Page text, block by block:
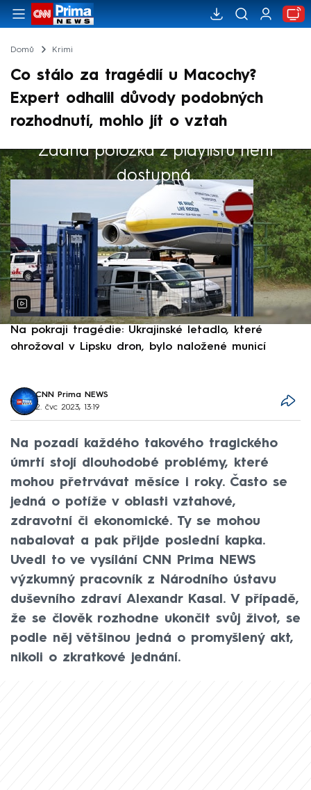
Domů Krimi
Co stálo za tragédií u Macochy?
Expert odhalil důvody podobných
rozhodnutí, mohlo jít o vztah
Žádná položka z playlistu není
dostupná.
Výběr redakce
Na pokraji tragédie: Ukrajinské letadlo, které
ohrožoval v Lipsku dron, bylo naložené municí
CNN Prima NEWS
2. čvc 2023, 13:19
Na pozadí každého takového tragického
úmrtí stojí dlouhodobé problémy, které
mohou přetrvávat měsíce i roky. Často se
jedná o potíže v oblasti vztahové,
zdravotní či ekonomické. Ty se mohou
nabalovat a pak přijde poslední kapka.
Uvedl to ve vysílání CNN Prima NEWS
výzkumný pracovník z Národního ústavu
duševního zdraví Alexandr Kasal. V případě,
že se člověk rozhodne ukončit svůj život, se
podle něj většinou jedná o promyšlený akt,
nikoli o zkratkové jednání.